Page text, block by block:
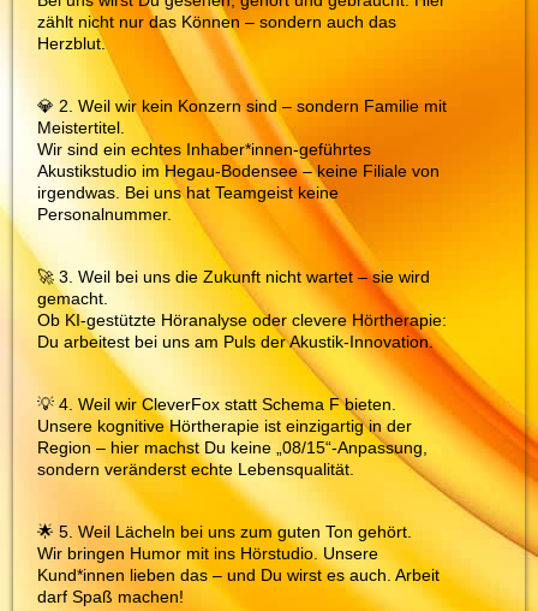
zählt nicht nur das Können – sondern auch das
Herzblut.
💎 2. Weil wir kein Konzern sind – sondern Familie mit
Meistertitel.
Wir sind ein echtes Inhaber*innen-geführtes
Akustikstudio im Hegau-Bodensee – keine Filiale von
irgendwas. Bei uns hat Teamgeist keine
Personalnummer.
🚀 3. Weil bei uns die Zukunft nicht wartet – sie wird
gemacht.
Ob KI-gestützte Höranalyse oder clevere Hörtherapie:
Du arbeitest bei uns am Puls der Akustik-Innovation.
💡 4. Weil wir CleverFox statt Schema F bieten.
Unsere kognitive Hörtherapie ist einzigartig in der
Region – hier machst Du keine „08/15“-Anpassung,
sondern veränderst echte Lebensqualität.
🌟 5. Weil Lächeln bei uns zum guten Ton gehört.
Wir bringen Humor mit ins Hörstudio. Unsere
Kund*innen lieben das – und Du wirst es auch. Arbeit
darf Spaß machen!